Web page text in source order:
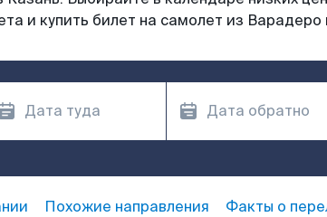
и купить билет на самолет из Варадеро
Похожие направления Факты о